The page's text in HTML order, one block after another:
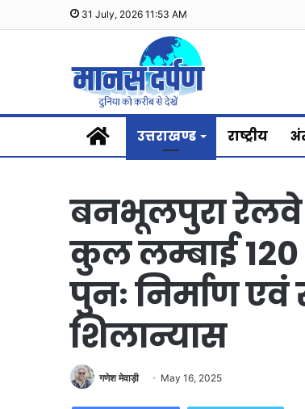
31 July, 2026 11:53 AM
Homeउत्तराखण्ड राष्ट्रीय
बनभूलपुरा रेलवे
कुल लम्बाई 120
पुनः निर्माण
शिलान्यास
गणेश मेवाड़ी May 16, 2025